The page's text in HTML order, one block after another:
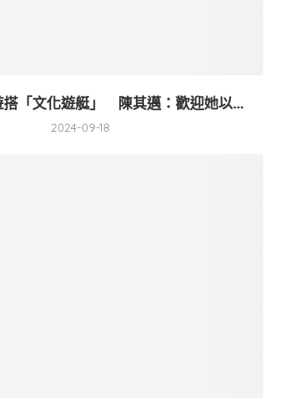
搭「文化遊艇」 陳其邁：歡迎她以...
2024-09-18